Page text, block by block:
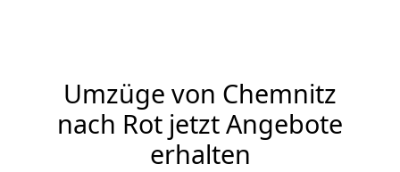
Umzüge von Chemnitz
nach Rot jetzt Angebote
erhalten